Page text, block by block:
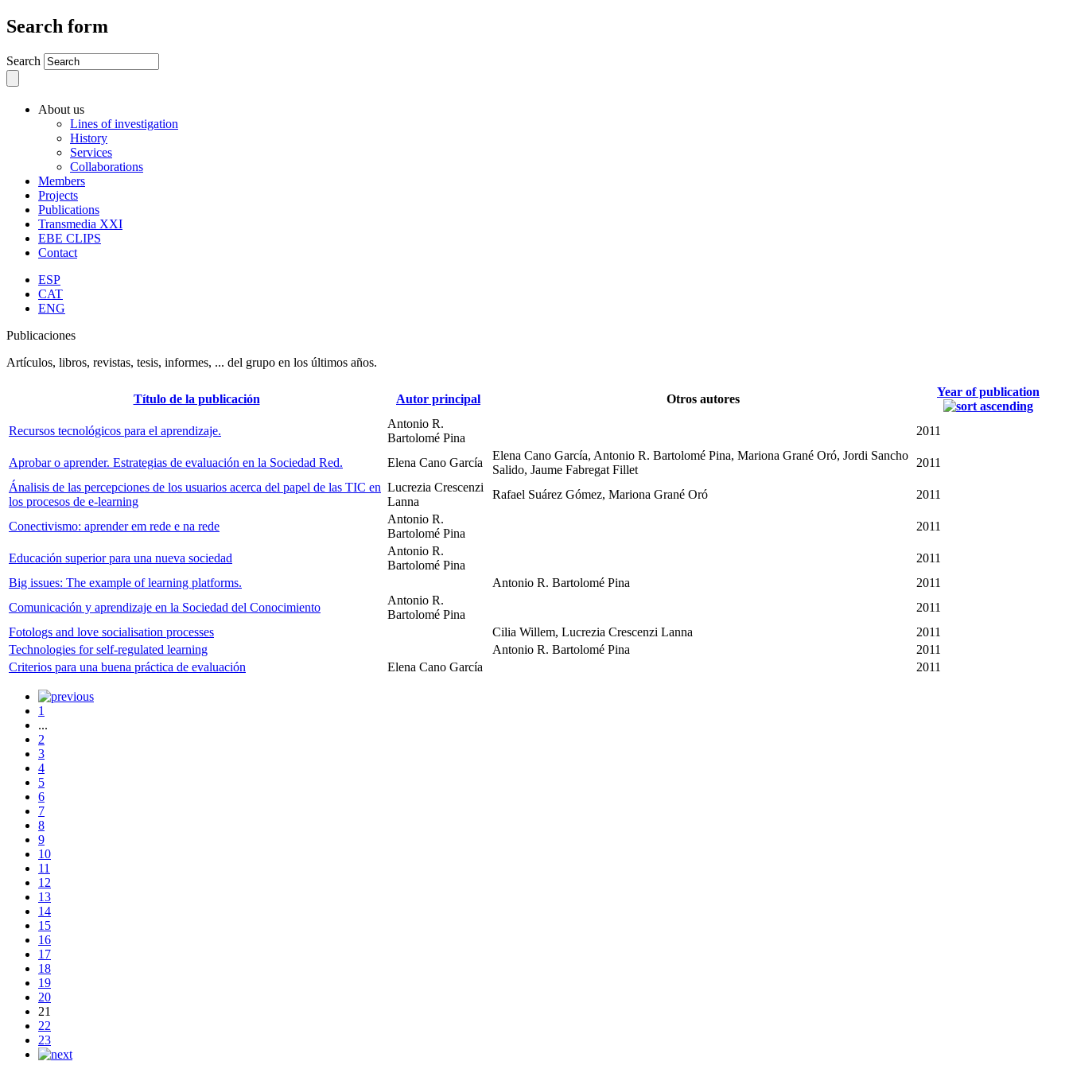
Search form
Search
About us
Lines of investigation
History
Services
Collaborations
Members
Projects
Publications
Transmedia XXI
EBE CLIPS
Contact
ESP
CAT
ENG
Publicaciones
Artículos, libros, revistas, tesis, informes, ... del grupo en los últimos años.
Título de la publicación Autor principal Otros autores
Year of publication
Recursos tecnológicos para el aprendizaje.
Antonio R.
Bartolomé Pina
2011
Aprobar o aprender. Estrategias de evaluación en la Sociedad Red. Elena Cano García
Elena Cano García, Antonio R. Bartolomé Pina, Mariona Grané Oró, Jordi Sancho
Salido, Jaume Fabregat Fillet
2011
Ánalisis de las percepciones de los usuarios acerca del papel de las TIC en
los procesos de e-learning
Lucrezia Crescenzi
Lanna
Rafael Suárez Gómez, Mariona Grané Oró 2011
Conectivismo: aprender em rede e na rede
Antonio R.
Bartolomé Pina
2011
Educación superior para una nueva sociedad
Antonio R.
Bartolomé Pina
2011
Big issues: The example of learning platforms.
Antonio R. Bartolomé Pina
2011
Comunicación y aprendizaje en la Sociedad del Conocimiento
Antonio R.
Bartolomé Pina
2011
Fotologs and love socialisation processes
Cilia Willem, Lucrezia Crescenzi Lanna
2011
Technologies for self-regulated learning
Antonio R. Bartolomé Pina
2011
Criterios para una buena práctica de evaluación
Elena Cano García 2011
1
...
2
3
4
5
6
7
8
9
10
11
12
13
14
15
16
17
18
19
20
21
22
23